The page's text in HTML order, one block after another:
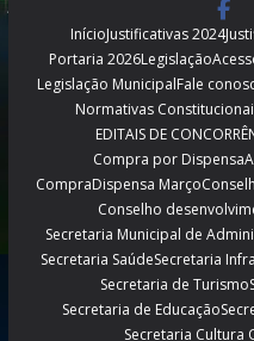
InícioJustificativas 2024
Portaria 2026Legislação
Legislação MunicipalFale
Normativas
EDITAIS DE
Compra por Dispensa
CompraDispensa Março
Conselho
Secretaria Municipal de
Secretaria SaúdeSecretaria
Secretaria de Turismo
Secretaria de Educação
Secretaria Cultura